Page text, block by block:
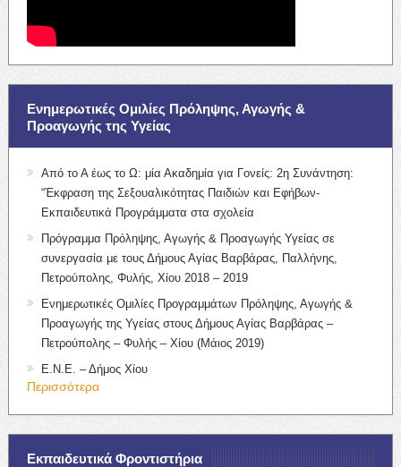
Ενημερωτικές Ομιλίες Πρόληψης, Αγωγής &
Προαγωγής της Υγείας
Από το Α έως το Ω: μία Ακαδημία για Γονείς: 2η Συνάντηση:
“Έκφραση της Σεξουαλικότητας Παιδιών και Εφήβων-
Εκπαιδευτικά Προγράμματα στα σχολεία
Πρόγραμμα Πρόληψης, Αγωγής & Προαγωγής Υγείας σε
συνεργασία με τους Δήμους Αγίας Βαρβάρας, Παλλήνης,
Πετρούπολης, Φυλής, Χίου 2018 – 2019
Ενημερωτικές Ομιλίες Προγραμμάτων Πρόληψης, Αγωγής &
Προαγωγής της Υγείας στους Δήμους Αγίας Βαρβάρας –
Πετρούπολης – Φυλής – Χίου (Μάιος 2019)
Ε.Ν.Ε. – Δήμος Χίου
Περισσότερα
Εκπαιδευτικά Φροντιστήρια